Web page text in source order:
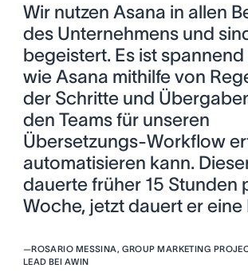
Wir nutzen Asana in allen
des Unternehmens und
begeistert. Es ist spannend
wie Asana mithilfe von
der Schritte und
den Teams für unseren
Übersetzungs-Workflow
automatisieren kann.
dauerte früher 15 Stunden
Woche, jetzt dauert er eine
—ROSARIO MESSINA, GROUP MARKETING
LEAD BEI AWIN